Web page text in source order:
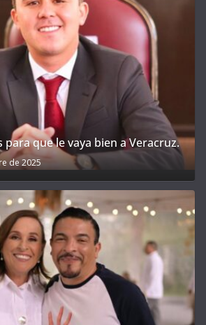
que le vaya bien a Veracruz.
de 2025